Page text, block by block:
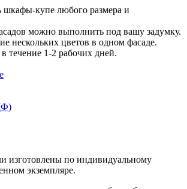
шкафы-купе любого размера и
можно выполнить под вашу задумку.
нескольких цветов в одном фасаде.
течение 1-2 рабочих дней.
изготовлены по индивидуальному
экземпляре.